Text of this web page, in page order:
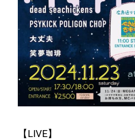
【LIVE】